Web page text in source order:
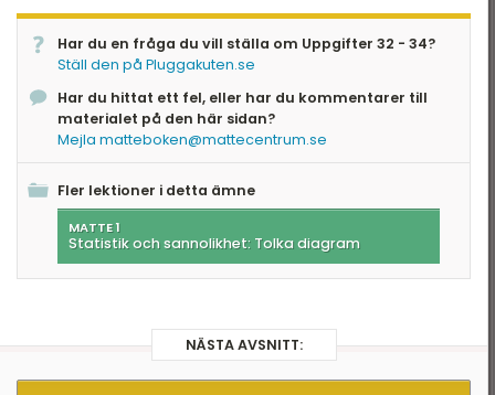
Har du en fråga du vill ställa om Uppgifter 32 - 34?
Ställ den på Pluggakuten.se
Har du hittat ett fel, eller har du kommentarer till
materialet på den här sidan?
Mejla matteboken@mattecentrum.se
Fler lektioner i detta ämne
MATTE 1
Statistik och sannolikhet: Tolka diagram
NÄSTA AVSNITT: